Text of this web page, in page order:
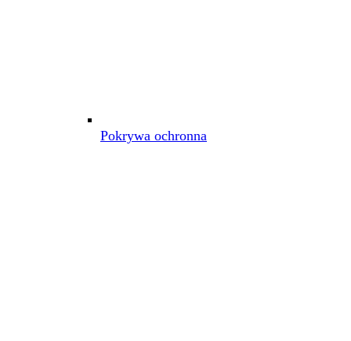
Pokrywa ochronna